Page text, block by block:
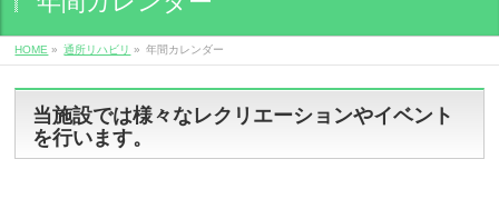
HOME » 通所リハビリ » 年間カレンダー
当施設では様々なレクリエーションやイベント
を行います。